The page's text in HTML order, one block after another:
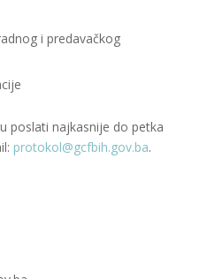
i predavačkog
poslati najkasnije do petka
protokol@gcfbih.gov.ba.